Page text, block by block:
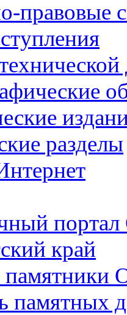
правовые
разделы
портал
край
памятных